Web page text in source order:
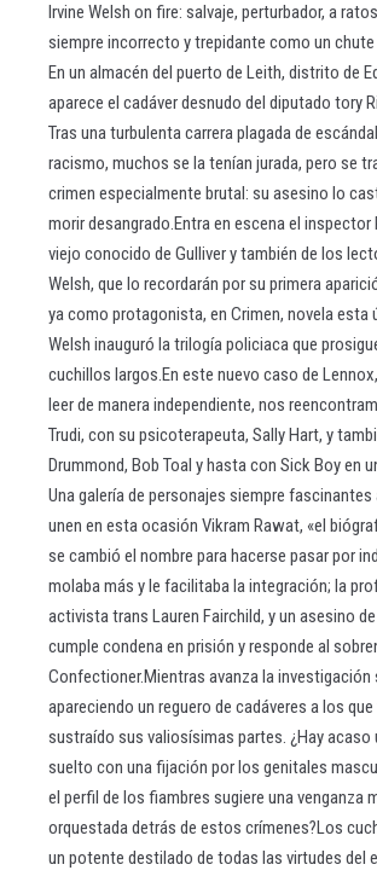
Irvine Welsh on fire: salvaje, perturbador, a
siempre incorrecto y trepidante como un chute
En un almacén del puerto de Leith, distrito de
aparece el cadáver desnudo del diputado tory
Tras una turbulenta carrera plagada de
racismo, muchos se la tenían jurada, pero se
crimen especialmente brutal: su asesino lo
morir desangrado.Entra en escena el inspector
viejo conocido de Gulliver y también de los
Welsh, que lo recordarán por su primera
ya como protagonista, en Crimen, novela esta
Welsh inauguró la trilogía policiaca que
cuchillos largos.En este nuevo caso de
leer de manera independiente, nos
Trudi, con su psicoterapeuta, Sally Hart, y
Drummond, Bob Toal y hasta con Sick Boy en
Una galería de personajes siempre fascinantes
unen en esta ocasión Vikram Rawat, «el
se cambió el nombre para hacerse pasar por
molaba más y le facilitaba la integración; la
activista trans Lauren Fairchild, y un asesino
cumple condena en prisión y responde al
Confectioner.Mientras avanza la investigación
apareciendo un reguero de cadáveres a los
sustraído sus valiosísimas partes. ¿Hay acaso
suelto con una fijación por los genitales
el perfil de los fiambres sugiere una venganza
orquestada detrás de estos crímenes?Los
un potente destilado de todas las virtudes del